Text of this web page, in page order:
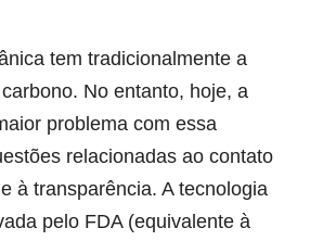
tem tradicionalmente a
No entanto, hoje, a
problema com essa
relacionadas ao contato
à transparência. A tecnologia
pelo FDA (equivalente à